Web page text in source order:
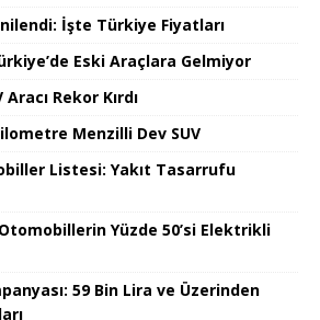
İşte Türkiye Fiyatları
Eski Araçlara Gelmiyor
Aracı Rekor Kırdı
Menzilli Dev SUV
Listesi: Yakıt Tasarrufu
Yüzde 50’si Elektrikli
59 Bin Lira ve Üzerinden